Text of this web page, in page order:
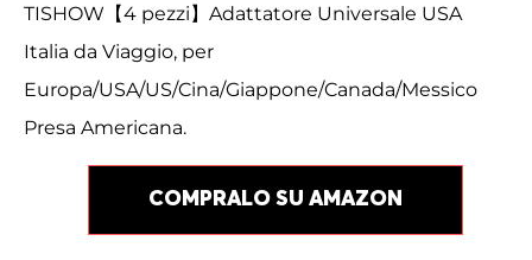
TISHOW【4 pezzi】Adattatore Universale USA
Italia da Viaggio, per
Europa/USA/US/Cina/Giappone/Canada/Messico
Presa Americana.
COMPRALO SU AMAZON